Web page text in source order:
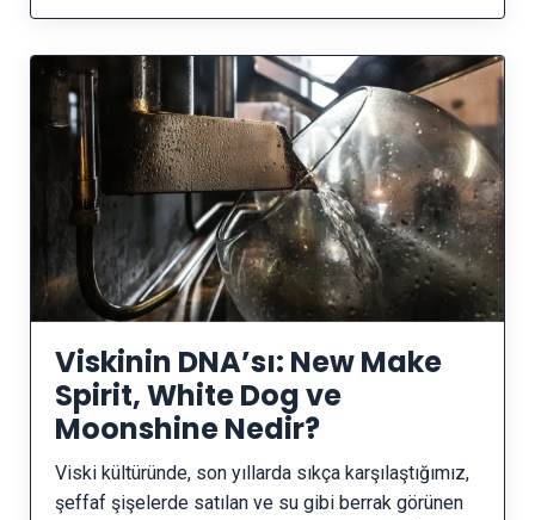
Viskinin DNA’sı: New Make
Spirit, White Dog ve
Moonshine Nedir?
Viski kültüründe, son yıllarda sıkça karşılaştığımız,
şeffaf şişelerde satılan ve su gibi berrak görünen